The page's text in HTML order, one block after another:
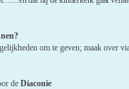
om te geven; maak over
deDiaconie